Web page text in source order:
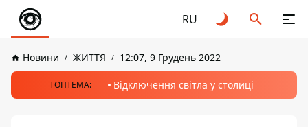
RU
Новини ЖИТТЯ 12:07, 9 Грудень 2022
ТОПТЕМА: Відключення світла у столиці